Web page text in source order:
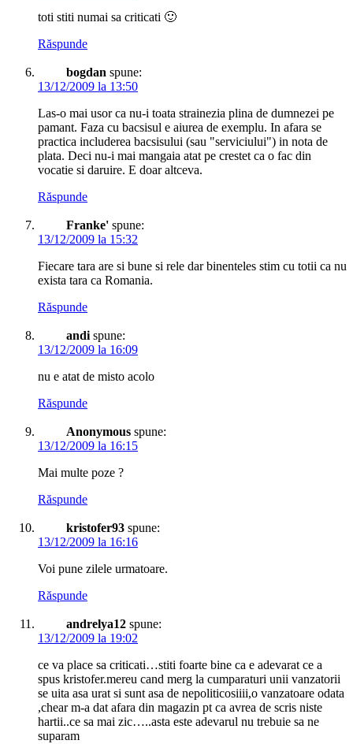
toti stiti numai sa criticati 🙂
Răspunde
bogdan spune:
13/12/2009 la 13:50
Las-o mai usor ca nu-i toata strainezia plina de dumnezei pe
pamant. Faza cu bacsisul e aiurea de exemplu. In afara se
practica includerea bacsisului (sau "serviciului") in nota de
plata. Deci nu-i mai mangaia atat pe crestet ca o fac din
vocatie si daruire. E doar altceva.
Răspunde
Franke' spune:
13/12/2009 la 15:32
Fiecare tara are si bune si rele dar binenteles stim cu totii ca nu
exista tara ca Romania.
Răspunde
andi spune:
13/12/2009 la 16:09
nu e atat de misto acolo
Răspunde
Anonymous spune:
13/12/2009 la 16:15
Mai multe poze ?
Răspunde
kristofer93 spune:
13/12/2009 la 16:16
Voi pune zilele urmatoare.
Răspunde
andrelya12 spune:
13/12/2009 la 19:02
ce va place sa criticati…stiti foarte bine ca e adevarat ce a
spus kristofer.mereu cand merg la cumparaturi unii vanzatorii
se uita asa urat si sunt asa de nepoliticosiiii,o vanzatoare odata
,chear m-a dat afara din magazin pt ca avrea de scris niste
hartii..ce sa mai zic…..asta este adevarul nu trebuie sa ne
suparam